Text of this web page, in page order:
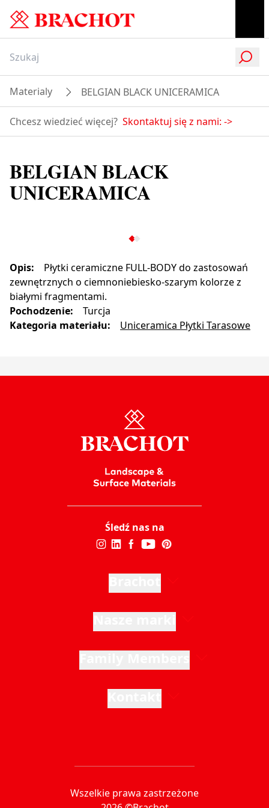
Materialy BELGIAN BLACK UNICERAMICA
Chcesz wiedzieć więcej? Skontaktuj się z nami: ->
BELGIAN BLACK
UNICERAMICA
Opis:
Płytki ceramiczne FULL-BODY do zastosowań
zewnętrznych o ciemnoniebiesko-szarym kolorze z
białymi fragmentami.
Pochodzenie:
Turcja
Kategoria materiału: Uniceramica Płytki Tarasowe
Śledź nas na
Wszelkie prawa zastrzeżone